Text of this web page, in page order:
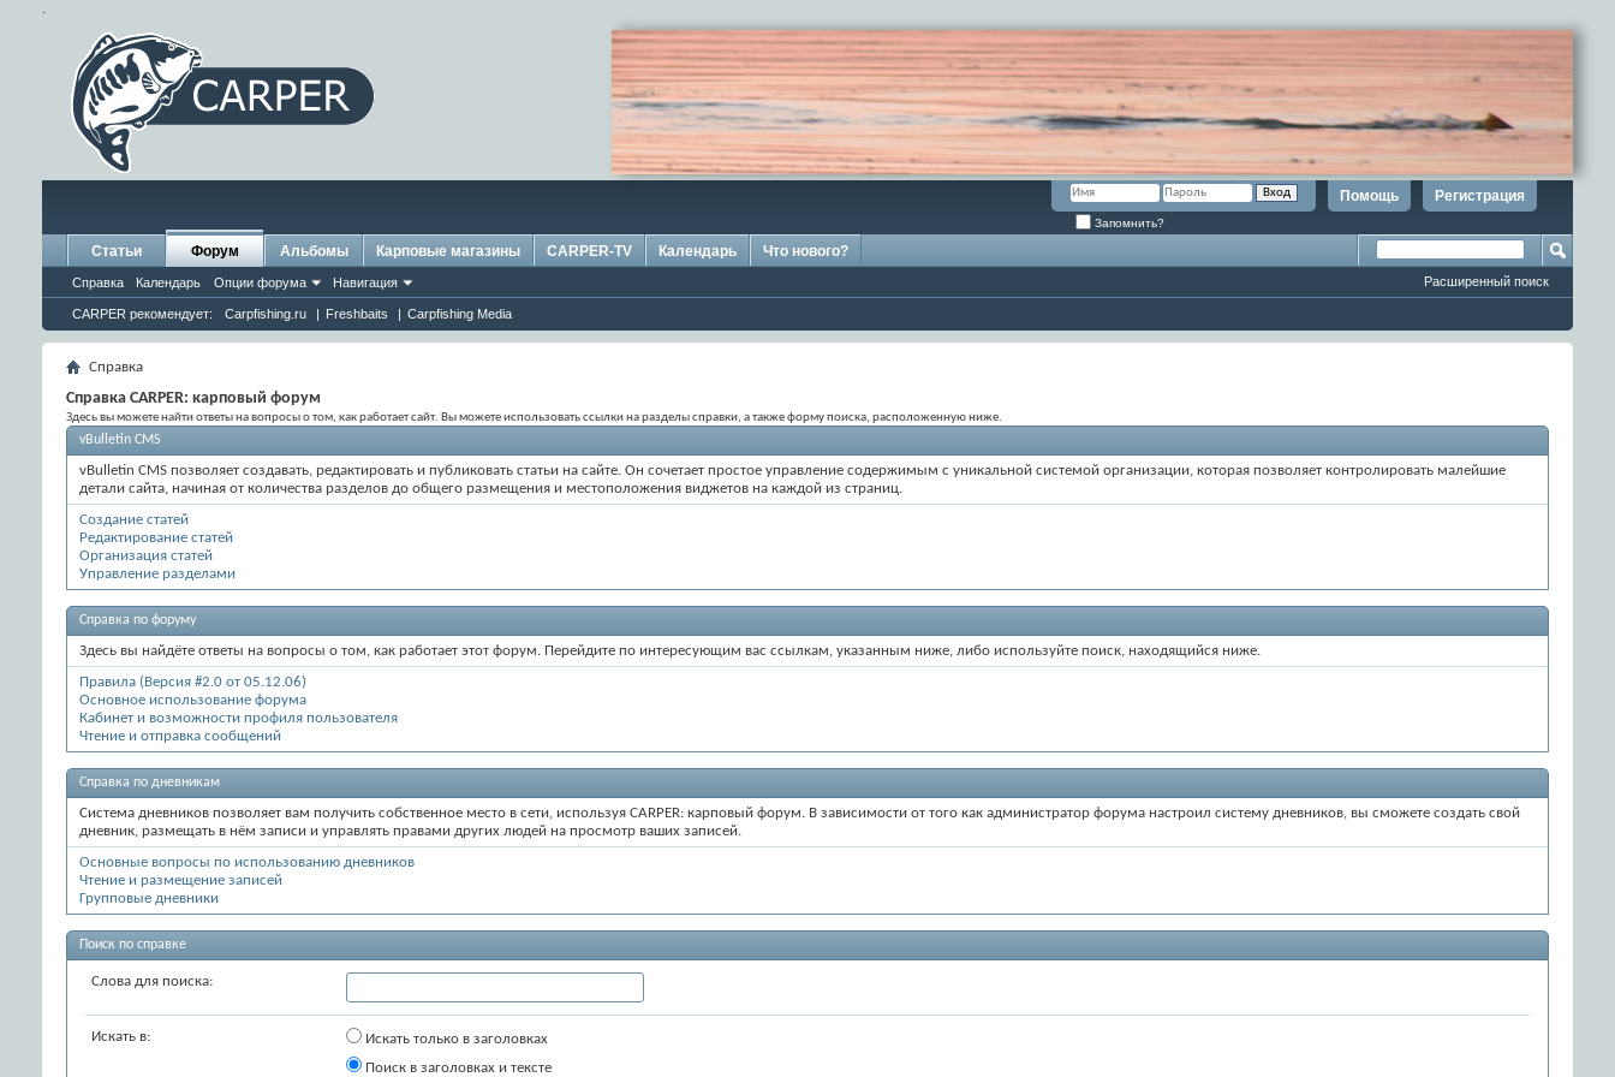
.
Регистрация
Помощь
Запомнить?
Статьи Форум
Справка Календарь Опции форума Навигация
CARPER рекомендует: Carpfishing.ru | Freshbaits | Carpfishing Media
Альбомы Карповые магазины CARPER-TV Календарь Что нового?
Расширенный поиск
Справка
Справка CARPER: карповый форум
Здесь вы можете найти ответы на вопросы о том, как работает сайт. Вы можете использовать ссылки на разделы справки, а также форму поиска, расположенную ниже.
vBulletin CMS
vBulletin CMS позволяет создавать, редактировать и публиковать статьи на сайте. Он сочетает простое управление содержимым с уникальной системой организации, которая позволяет контролировать малейшие
детали сайта, начиная от количества разделов до общего размещения и местоположения виджетов на каждой из страниц.
Создание статей
Редактирование статей
Организация статей
Управление разделами
Справка по форуму
Здесь вы найдёте ответы на вопросы о том, как работает этот форум. Перейдите по интересующим вас ссылкам, указанным ниже, либо используйте поиск, находящийся ниже.
Правила (Версия #2.0 от 05.12.06)
Основное использование форума
Кабинет и возможности профиля пользователя
Чтение и отправка сообщений
Справка по дневникам
Система дневников позволяет вам получить собственное место в сети, используя CARPER: карповый форум. В зависимости от того как администратор форума настроил систему дневников, вы сможете создать свой
дневник, размещать в нём записи и управлять правами других людей на просмотр ваших записей.
Основные вопросы по использованию дневников
Чтение и размещение записей
Групповые дневники
Поиск по справке
Слова для поиска:
Искать в:
Искать только в заголовках
Поиск в заголовках и тексте